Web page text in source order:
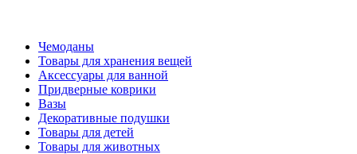
Чемоданы
Товары для хранения вещей
Аксессуары для ванной
Придверные коврики
Вазы
Декоративные подушки
Товары для детей
Товары для животных